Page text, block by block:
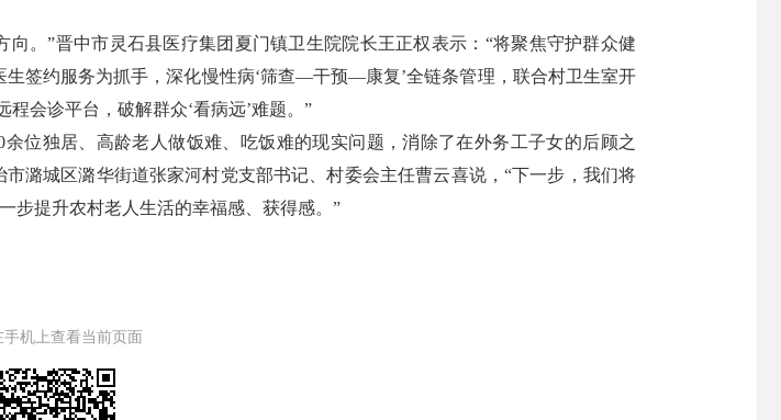
。”晋中市灵石县医疗集团夏门镇卫生院院长王正权表示：“将聚焦守护群众健
签约服务为抓手，深化慢性病‘筛查—干预—康复’全链条管理，联合村卫生室开
会诊平台，破解群众‘看病远’难题。”
位独居、高龄老人做饭难、吃饭难的现实问题，消除了在外务工子女的后顾之
潞城区潞华街道张家河村党支部书记、村委会主任曹云喜说，“下一步，我们将
步提升农村老人生活的幸福感、获得感。”
手机上查看当前页面